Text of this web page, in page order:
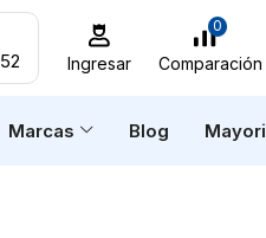
Ingresar
0
Comparación
Marcas Blog